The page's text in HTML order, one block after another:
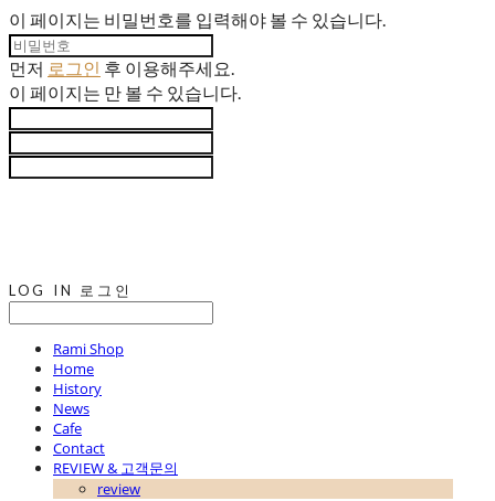
이 페이지는 비밀번호를 입력해야 볼 수 있습니다.
먼저 로그인 후 이용해주세요.
이 페이지는 만 볼 수 있습니다.
LOG IN 로그인
Rami Shop
Home
History
News
Cafe
Contact
REVIEW & 고객문의
review